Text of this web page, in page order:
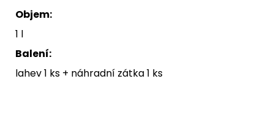
Objem:
1 l
Balení:
lahev 1 ks + náhradní zátka 1 ks